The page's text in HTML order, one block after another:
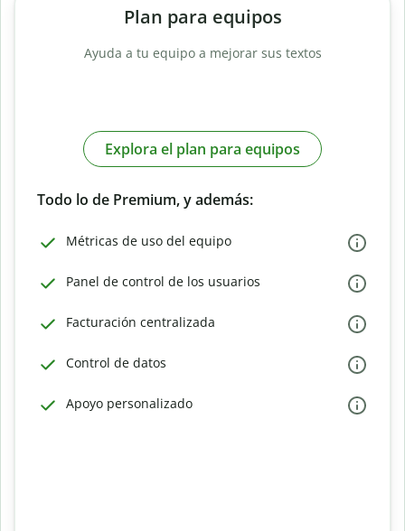
Plan para equipos
Ayuda a tu equipo a mejorar sus textos
Explora el plan para equipos
Todo lo de Premium, y además:
Métricas de uso del equipo
Panel de control de los usuarios
Facturación centralizada
Control de datos
Apoyo personalizado